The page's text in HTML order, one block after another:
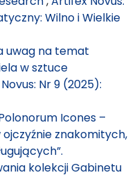
Wilno i Wielkie
uwag na temat
w sztuce
Nr 9 (2025):
Icones –
ojczyźnie znakomitych,
kolekcji Gabinetu